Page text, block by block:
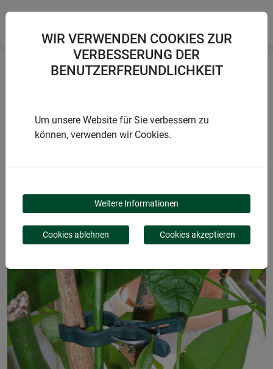
PFLANZENCLIPS FIX
WIR VERWENDEN COOKIES ZUR
VERBESSERUNG DER
BENUTZERFREUNDLICHKEIT
Um unsere Website für Sie verbessern zu
können, verwenden wir Cookies.
Weitere Informationen
Cookies ablehnen Cookies akzeptieren